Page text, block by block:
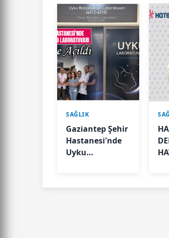
SAĞLIK
Gaziantep Şehir
Hastanesi'nde
Uyku